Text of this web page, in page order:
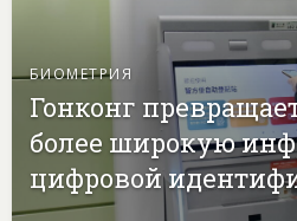
БИОМЕТРИЯ
Гонконг
более широкую
цифровой